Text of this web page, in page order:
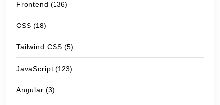
Frontend (136)
CSS (18)
Tailwind CSS (5)
JavaScript (123)
Angular (3)